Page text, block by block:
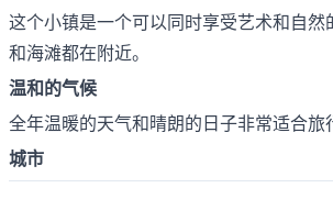
这个小镇是一个可以同时享受艺术和自然
和海滩都在附近。
温和的气候
全年温暖的天气和晴朗的日子非常适合旅
城市